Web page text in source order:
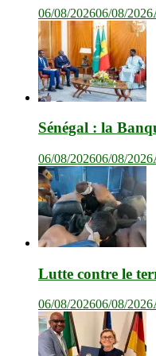
06/08/202606/08/2026
Sénégal : la
06/08/202606/08/2026
Lutte contre le
06/08/202606/08/2026